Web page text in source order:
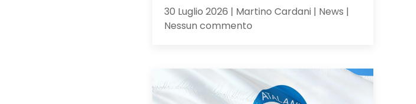
30 Luglio 2026 | Martino Cardani | News |
Nessun commentosu
alla
Juventus:
Dea,